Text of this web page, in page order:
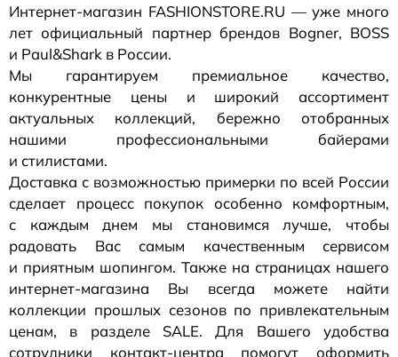
Интернет-магазин FASHIONSTORE.RU — уже много
лет официальный партнер брендов Bogner, BOSS
и Paul&Shark в России.
Мы гарантируем премиальное качество,
конкурентные цены и широкий ассортимент
актуальных коллекций, бережно отобранных
нашими профессиональными байерами
и стилистами.
Доставка с возможностью примерки по всей России
сделает процесс покупок особенно комфортным,
с каждым днем мы становимся лучше, чтобы
радовать Вас самым качественным сервисом
и приятным шопингом. Также на страницах нашего
интернет-магазина Вы всегда можете найти
коллекции прошлых сезонов по привлекательным
ценам, в разделе SALE. Для Вашего удобства
сотрудники контакт-центра помогут оформить